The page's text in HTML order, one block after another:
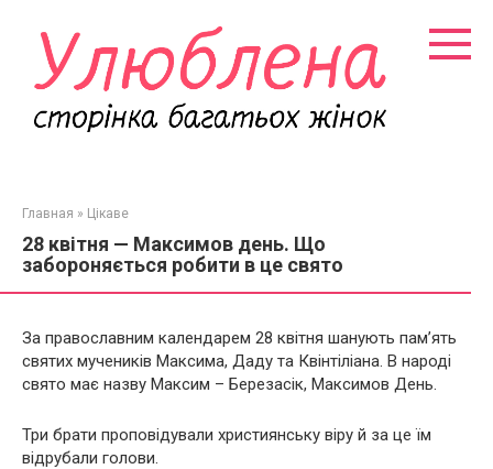
контенту
Главная » Цікаве
28 квітня — Максимов день. Що
забороняється робити в це свято
За православним календарем 28 квітня шанують пам’ять
святих мучеників Максима, Даду та Квінтіліана. В народі
свято має назву Максим – Березасік, Максимов День.
Три брати проповідували християнську віру й за це їм
відрубали голови.